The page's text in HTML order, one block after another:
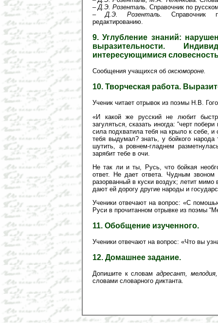
–Д.Э. Розенталь. Справочник по
–Д.Э. Розенталь.
Справочник
редактированию.
9. Углубление знаний:
выразительности.
интересующимися
Сообщения учащихся об оксюмороне.
10. Творческая работа.
Ученик читает отрывок из поэмы Н.В.
«И какой же русский не любит
загуляться, сказать иногда: “черт
сила подхватила тебя на крыло к себе,
тебя выдумал? знать, у бойкого
шутить, а ровнем-гладнем
зарябит тебе в очи.
Не так ли и ты, Русь, что бойкая
ответ. Не дает ответа. Чудным звоном
разорванный в куски воздух; летит
дают ей дорогу другие народы и
Ученики отвечают на вопрос: «С
Руси в прочитанном отрывке из поэмы
11. Обобщение изученного.
Ученики отвечают на вопрос: «Что вы
12. Домашнее задание.
Допишите к словам адресант,
словами словарного диктанта.